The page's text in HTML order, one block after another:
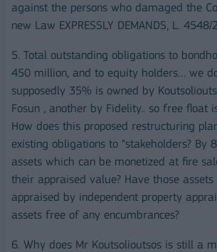
against the persons who damaged the
new Law EXPRESSLY DEMANDS, L. 4548/
5. Total outstanding obligations to
450 million, and to equity holders… we
supposedly 35% is owned by
Fosun , another by Fidelity.. so free float
How does this proposed restructuring
existing obligations to “stakeholders? By
assets which can be monetized at fire
their appraised value? Have those assets
appraised by independent property
assets free of any encumbrances?
6. Why does Mr Koutsolioutsos is still a